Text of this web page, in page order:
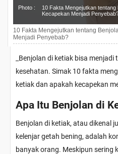
Photo :
10 Fakta Mengejutkan tentang
Kecapekan Menjadi
10 Fakta Mengejutkan tentang
Menjadi Penyebab?
_Benjolan di ketiak bisa
kesehatan. Simak 10 fakta
ketiak dan apakah kecapekan
Apa Itu Benjolan di
Benjolan di ketiak, atau dikenal
kelenjar getah bening, adalah
banyak orang. Meskipun sering